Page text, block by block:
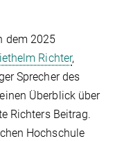
dem 2025
Richter,
Sprecher des
Überblick über
Richters Beitrag.
Hochschule